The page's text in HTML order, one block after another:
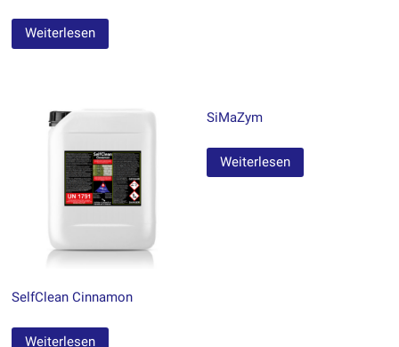
Weiterlesen
SelfClean Cinnamon
Weiterlesen
SiMaZym
Weiterlesen